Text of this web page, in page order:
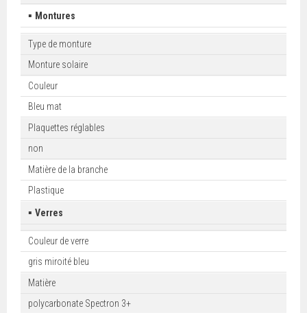
▪ Montures
Type de monture
Monture solaire
Couleur
Bleu mat
Plaquettes réglables
non
Matière de la branche
Plastique
▪Verres
Couleur de verre
gris miroité bleu
Matière
polycarbonate Spectron 3+